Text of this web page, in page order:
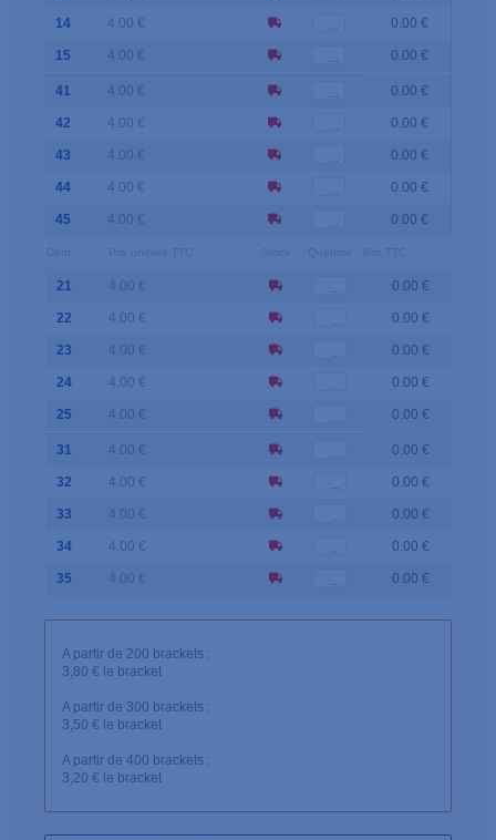
14 4.00 € 0.00 €
15 4.00 € 0.00 €
41 4.00 € 0.00 €
42 4.00 € 0.00 €
43 4.00 € 0.00 €
44 4.00 € 0.00 €
45 4.00 € 0.00 €
21 4.00 € 0.00 €
22 4.00 € 0.00 €
23 4.00 € 0.00 €
24 4.00 € 0.00 €
25 4.00 € 0.00 €
31 4.00 € 0.00 €
32 4.00 € 0.00 €
33 4.00 € 0.00 €
34 4.00 € 0.00 €
35 4.00 € 0.00 €
A partir de 200 brackets :
3,80 € le bracket
A partir de 300 brackets :
3,50 € le bracket
A partir de 400 brackets :
3,20 € le bracket